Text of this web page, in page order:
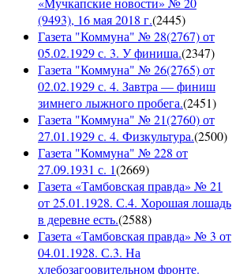
(9493), 16 мая 2018 г.(2445)
Газета "Коммуна" № 28(2767) от
05.02.1929 с. 3. У финиша.(2347)
Газета "Коммуна" № 26(2765) от
02.02.1929 с. 4. Завтра — финиш
зимнего лыжного пробега.(2451)
Газета "Коммуна" № 21(2760) от
27.01.1929 с. 4. Физкультура.(2500)
Газета "Коммуна" № 228 от
27.09.1931 с. 1(2669)
Газета «Тамбовская правда» № 21
от 25.01.1928. С.4. Хорошая лошадь
в деревне есть.(2588)
Газета «Тамбовская правда» № 3 от
04.01.1928. С.3. На
хлебозагоовительном фронте.